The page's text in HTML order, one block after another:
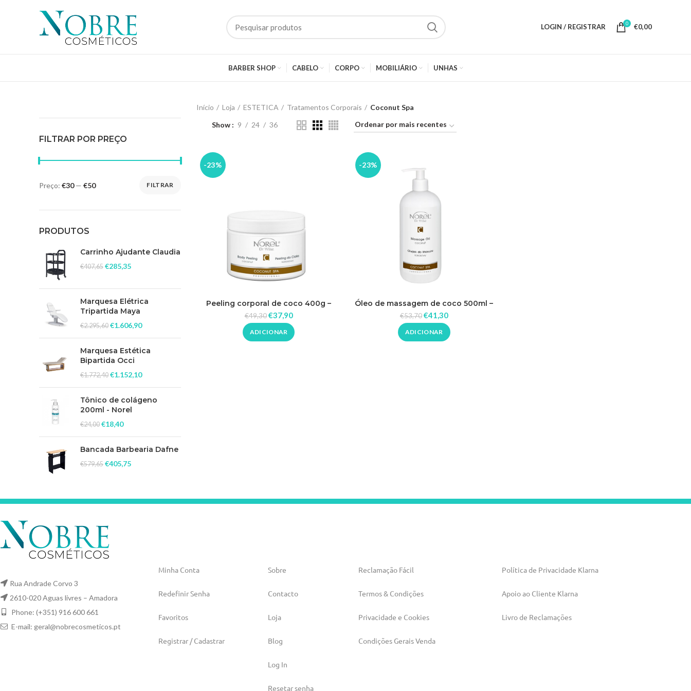
LOGIN / REGISTRAR 0 €0,00
BARBER SHOP CABELO CORPO MOBILIÁRIO UNHAS
FILTRAR POR PREÇO
FILTRAR
Preço: €30— €50
PRODUTOS
Carrinho Ajudante Claudia
€407,65 €285,35
Marquesa Elétrica
Tripartida Maya
€2.295,60 €1.606,90
Marquesa Estética
Bipartida Occi
€1.772,40 €1.152,10
Tônico de colágeno
200ml - Norel
€24,00 €18,40
Bancada Barbearia Dafne
€579,65 €405,75
Início Loja ESTETICA Tratamentos Corporais
Coconut Spa
Show
9 24 36
-23%
Peeling corporal de coco 400g –
Norel
€49,30 €37,90
ADICIONAR
-23%
Óleo de massagem de coco 500ml –
Norel
€53,70 €41,30
ADICIONAR
Rua Andrade Corvo 3
2610-020 Aguas livres – Amadora
Phone: (+351) 916 600 661
E-mail: geral@nobrecosmeticos.pt
Minha Conta
Redefinir Senha
Favoritos
Registrar / Cadastrar
Sobre
Contacto
Loja
Blog
Log In
Resetar senha
Reclamação Fácil
Termos & Condições
Privacidade e Cookies
Condições Gerais Venda
Política de Privacidade Klarna
Apoio ao Cliente Klarna
Livro de Reclamações